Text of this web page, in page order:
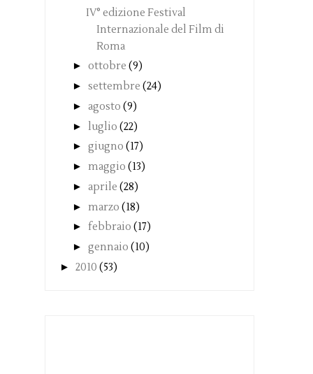
IV° edizione Festival
Internazionale del Film di
Roma
► ottobre (9)
► settembre (24)
► agosto (9)
► luglio (22)
► giugno (17)
► maggio (13)
► aprile (28)
► marzo (18)
► febbraio (17)
► gennaio (10)
► 2010 (53)